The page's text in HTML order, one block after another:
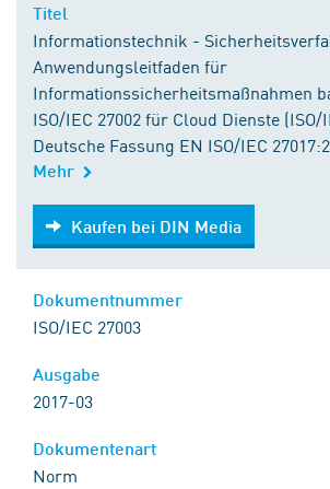
Informationstechnik -
Anwendungsleitfaden für
Informationssicherheitsmaßnahmen
ISO/IEC 27002 für Cloud Dienste (ISO/
Deutsche Fassung EN ISO/IEC
Mehr
Kaufen bei DIN Media
Kaufen bei DIN Media
ISO/IEC 27003
2017-03
Norm